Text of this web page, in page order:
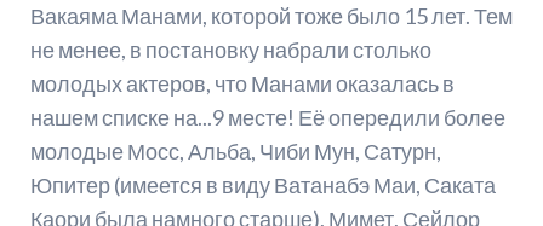
Вакаяма Манами, которой тоже было 15 лет. Тем
не менее, в постановку набрали столько
молодых актеров, что Манами оказалась в
нашем списке на...9 месте! Её опередили более
молодые Мосс, Альба, Чиби Мун, Сатурн,
Юпитер (имеется в виду Ватанабэ Маи, Саката
Каори была намного старше), Мимет, Сейлор